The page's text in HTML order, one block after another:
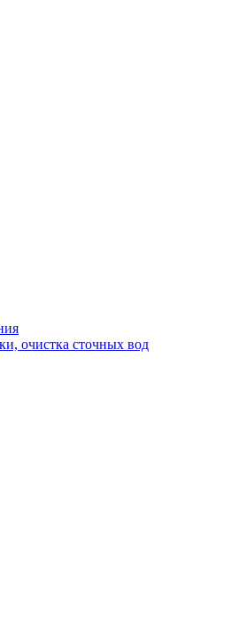
очистка сточных вод